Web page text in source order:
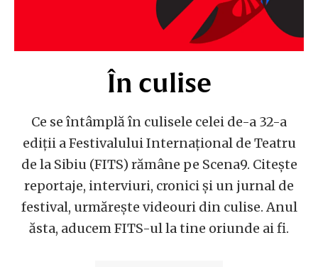
În culise
Ce se întâmplă în culisele celei de-a 32-a
ediții a Festivalului Internațional de Teatru
de la Sibiu (FITS) rămâne pe Scena9. Citește
reportaje, interviuri, cronici și un jurnal de
festival, urmărește videouri din culise. Anul
ăsta, aducem FITS-ul la tine oriunde ai fi.